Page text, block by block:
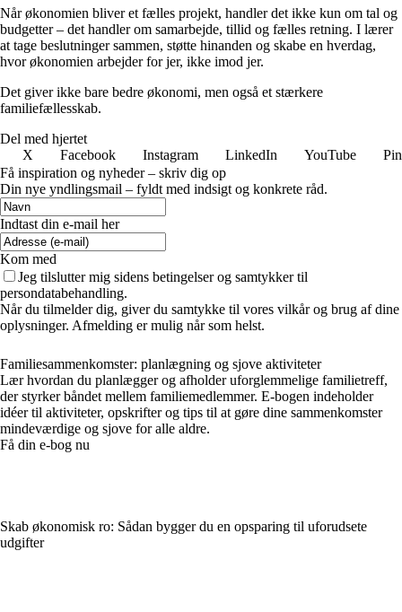
Når økonomien bliver et fælles projekt, handler det ikke kun om tal og
budgetter – det handler om samarbejde, tillid og fælles retning. I lærer
at tage beslutninger sammen, støtte hinanden og skabe en hverdag,
hvor økonomien arbejder for jer, ikke imod jer.
Det giver ikke bare bedre økonomi, men også et stærkere
familiefællesskab.
Del med hjertet
X
Facebook Instagram LinkedIn YouTube
Få inspiration og nyheder – skriv dig op
Din nye yndlingsmail – fyldt med indsigt og konkrete råd.
Indtast din e-mail her
Kom med
Jeg tilslutter mig sidens betingelser og samtykker til
persondatabehandling.
Når du tilmelder dig, giver du samtykke til vores vilkår og brug af dine
oplysninger. Afmelding er mulig når som helst.
Familiesammenkomster: planlægning og sjove aktiviteter
Lær hvordan du planlægger og afholder uforglemmelige familietreff,
der styrker båndet mellem familiemedlemmer. E-bogen indeholder
idéer til aktiviteter, opskrifter og tips til at gøre dine sammenkomster
mindeværdige og sjove for alle aldre.
Få din e-bog nu
Skab økonomisk ro: Sådan bygger du en opsparing til uforudsete
udgifter